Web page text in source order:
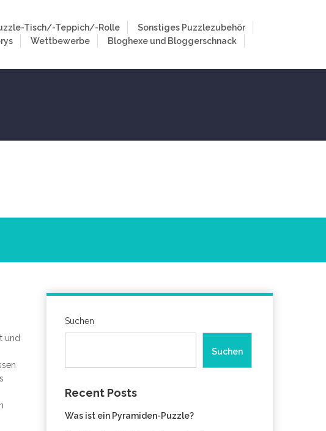
Tisch/-Teppich/-Rolle
Sonstiges Puzzlezubehör
Wettbewerbe
Bloghexe und Bloggerschnack
und
Suchen
Suchen
Recent Posts
Was ist ein Pyramiden-Puzzle?